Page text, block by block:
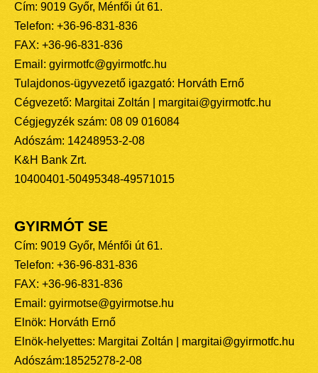
Cím: 9019 Győr, Ménfői út 61.
Telefon: +36-96-831-836
FAX: +36-96-831-836
Email: gyirmotfc@gyirmotfc.hu
Tulajdonos-ügyvezető igazgató: Horváth Ernő
Cégvezető: Margitai Zoltán | margitai@gyirmotfc.hu
Cégjegyzék szám: 08 09 016084
Adószám: 14248953-2-08
K&H Bank Zrt.
10400401-50495348-49571015
GYIRMÓT SE
Cím: 9019 Győr, Ménfői út 61.
Telefon: +36-96-831-836
FAX: +36-96-831-836
Email: gyirmotse@gyirmotse.hu
Elnök: Horváth Ernő
Elnök-helyettes: Margitai Zoltán | margitai@gyirmotfc.hu
Adószám:18525278-2-08